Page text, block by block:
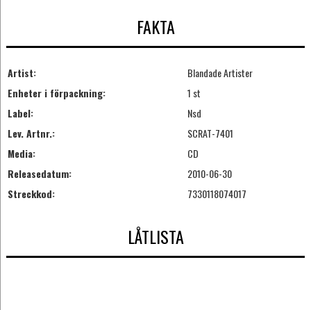
FAKTA
Artist:
Blandade Artister
Enheter i förpackning:
1 st
Label:
Nsd
Lev. Artnr.:
SCRAT-7401
Media:
CD
Releasedatum:
2010-06-30
Streckkod:
7330118074017
LÅTLISTA